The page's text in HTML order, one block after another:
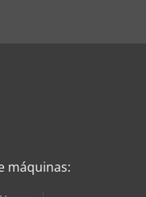
máquinas: